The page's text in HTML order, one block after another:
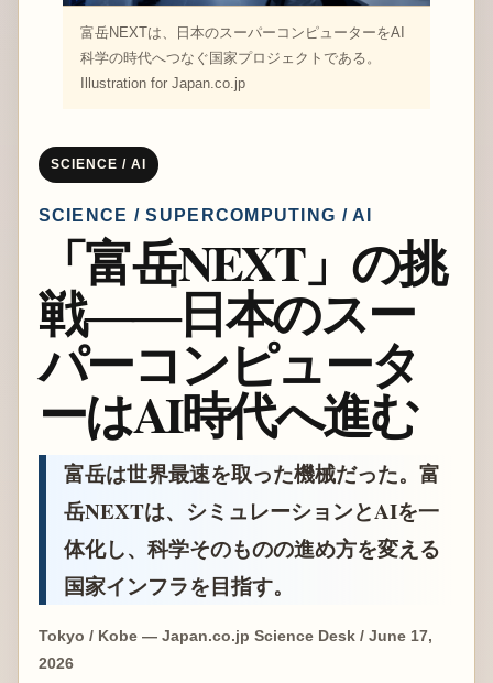
富岳NEXTは、日本のスーパーコンピューターをAI
科学の時代へつなぐ国家プロジェクトである。
Illustration for Japan.co.jp
SCIENCE / AI
SCIENCE / SUPERCOMPUTING / AI
「富岳NEXT」の挑
戦――日本のスー
パーコンピュータ
ーはAI時代へ進む
富岳は世界最速を取った機械だった。富
岳NEXTは、シミュレーションとAIを一
体化し、科学そのものの進め方を変える
国家インフラを目指す。
Tokyo / Kobe — Japan.co.jp Science Desk / June 17,
2026